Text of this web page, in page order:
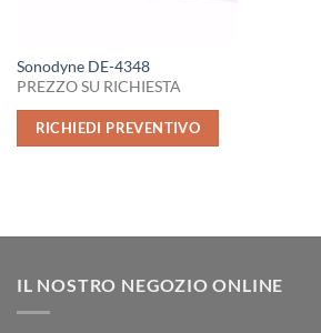
Sonodyne DE-4348
PREZZO SU RICHIESTA
RICHIEDI PREVENTIVO
IL NOSTRO NEGOZIO ONLINE